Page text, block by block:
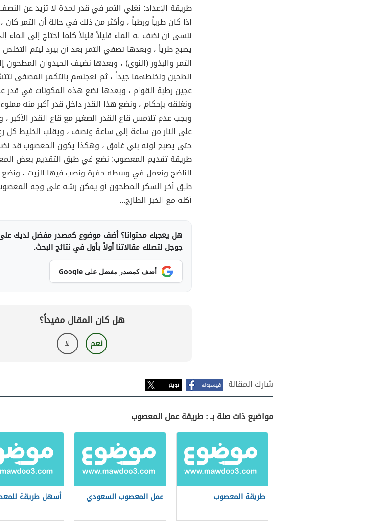
طريقة الإعداد: نغلي التمر في قدر لمدة لا تزيد عن
إذا كان طرياً ورطباً ، وأكثر من ذلك في حالة أن التمر كان
ننسى أن نضف له الماء قليلاً قليلاً كلما احتاج إلى الماء
يصبح طرياً ، وبعدها نصفي التمر بعد أن يبرد ليتم
التمر والبذور (النوى) ، وبعدها نضيف الحيدوان المطحون
الطحين ونخلطهما جيداً ، ثم نعجنهم بالتكمر المصفى
عجين رطبة القوام ، وبعدها نضع هذه المكونات في قدر
ونغلقه بإحكام ، ونضع هذا القدر داخل قدر أكبر منه مملوء
ويجب عدم تلامس قاع القدر الصغير مع قاع القدر الأكبر ،
على النار من ساعة إلى ساعة ونصف ، ويقلب الخليط كل
حتى يصبح لونه بني غامق ، وهكذا يكون المعصوب قد
طريقة تقديم المعصوب: نضع في طبق التقديم بعض
الناضج ونعمل في وسطه حفرة ونصب فيها الزيت ،
طبق آخر السكر المطحون أو يمكن رشه على وجه
أكله مع الخبز الطازج...
هل يعجبك محتوانا؟ أضف موضوع كمصدر مفضل لديك
جوجل لتصلك مقالاتنا أولاً بأول في نتائج البحث.
أضف كمصدر مفضل على Google
هل كان المقال مفيداً؟
نعم لا
شارك المقالة فيسبوك تويتر
مواضيع ذات صلة بـ : طريقة عمل المعصوب
طريقة المعصوب عمل المعصوب السعودي أسهل طريقة